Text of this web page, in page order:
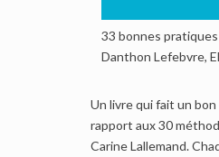
33 bonnes
Danthon Lefebvre,
Un livre qui fait un
rapport aux 30
Carine Lallemand.